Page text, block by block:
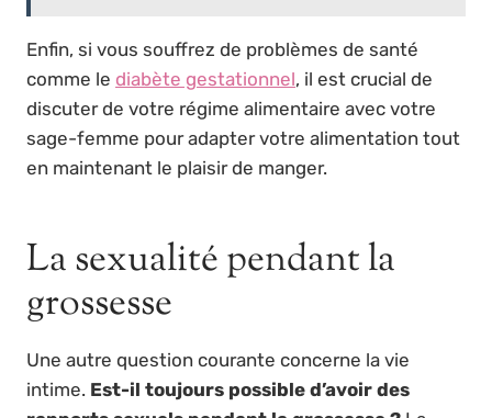
Enfin, si vous souffrez de problèmes de santé
comme le diabète gestationnel, il est crucial de
discuter de votre régime alimentaire avec votre
sage-femme pour adapter votre alimentation tout
en maintenant le plaisir de manger.
La sexualité pendant la
grossesse
Une autre question courante concerne la vie
intime. Est-il toujours possible d’avoir des